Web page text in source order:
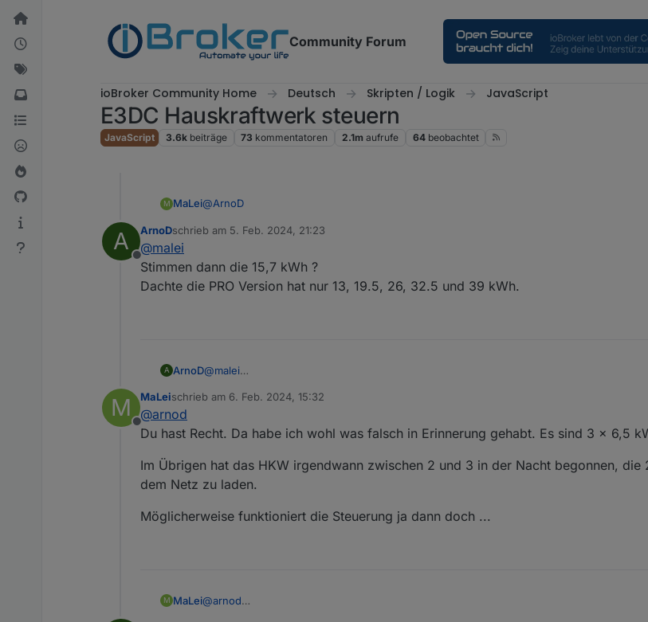
Weiter zum Inhalt
Community Forum
ioBroker Community Home Deutsch Skripten / Logik JavaScript
E3DC Hauskraftwerk steuern
JavaScript 3.6k beiträge 73 kommentatoren 2.1m aufrufe 64 beobachtet
M MaLei@ArnoD
Ja, S10 E Pro. Hat Platz für vier Module, es sind aber nur drei verbaut.
A
Offline
ArnoDschrieb am 5. Feb. 2024, 21:23
zuletzt editiert von
@malei
Stimmen dann die 15,7 kWh ?
Dachte die PRO Version hat nur 13, 19.5, 26, 32.5 und 39 kWh.
A ArnoD@malei
Dachte die PRO Version hat nur 13, 19.5, 26, 32.5 und 39 kWh.
M
Offline
MaLeischrieb am 6. Feb. 2024, 15:32
zuletzt editiert von
@arnod
Du hast Recht. Da habe ich wohl was falsch in Erinnerung gehabt. Es sind 3 x 6,5
Im Übrigen hat das HKW irgendwann zwischen 2 und 3 in der Nacht begonnen, die
dem Netz zu laden.
Möglicherweise funktioniert die Steuerung ja dann doch ...
M MaLei@arnod